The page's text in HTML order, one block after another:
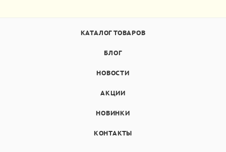
КАТАЛОГ ТОВАРОВ
БЛОГ
НОВОСТИ
АКЦИИ
НОВИНКИ
КОНТАКТЫ